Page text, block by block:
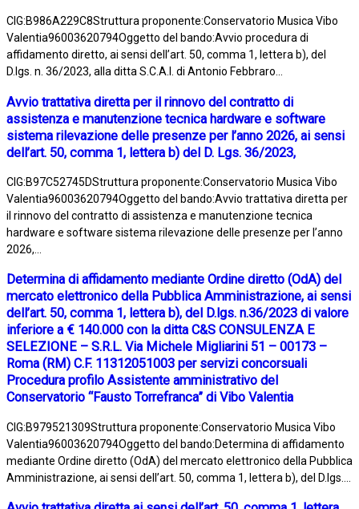
CIG:B986A229C8Struttura proponente:Conservatorio Musica Vibo
Valentia96003620794Oggetto del bando:Avvio procedura di
affidamento diretto, ai sensi dell’art. 50, comma 1, lettera b), del
D.lgs. n. 36/2023, alla ditta S.C.A.I. di Antonio Febbraro...
Avvio trattativa diretta per il rinnovo del contratto di
assistenza e manutenzione tecnica hardware e software
sistema rilevazione delle presenze per l’anno 2026, ai sensi
dell’art. 50, comma 1, lettera b) del D. Lgs. 36/2023,
CIG:B97C52745DStruttura proponente:Conservatorio Musica Vibo
Valentia96003620794Oggetto del bando:Avvio trattativa diretta per
il rinnovo del contratto di assistenza e manutenzione tecnica
hardware e software sistema rilevazione delle presenze per l’anno
2026,...
Determina di affidamento mediante Ordine diretto (OdA) del
mercato elettronico della Pubblica Amministrazione, ai sensi
dell’art. 50, comma 1, lettera b), del D.lgs. n.36/2023 di valore
inferiore a € 140.000 con la ditta C&S CONSULENZA E
SELEZIONE – S.R.L. Via Michele Migliarini 51 – 00173 –
Roma (RM) C.F. 11312051003 per servizi concorsuali
Procedura profilo Assistente amministrativo del
Conservatorio “Fausto Torrefranca” di Vibo Valentia
CIG:B979521309Struttura proponente:Conservatorio Musica Vibo
Valentia96003620794Oggetto del bando:Determina di affidamento
mediante Ordine diretto (OdA) del mercato elettronico della Pubblica
Amministrazione, ai sensi dell’art. 50, comma 1, lettera b), del D.lgs....